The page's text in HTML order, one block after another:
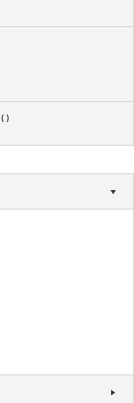
( )